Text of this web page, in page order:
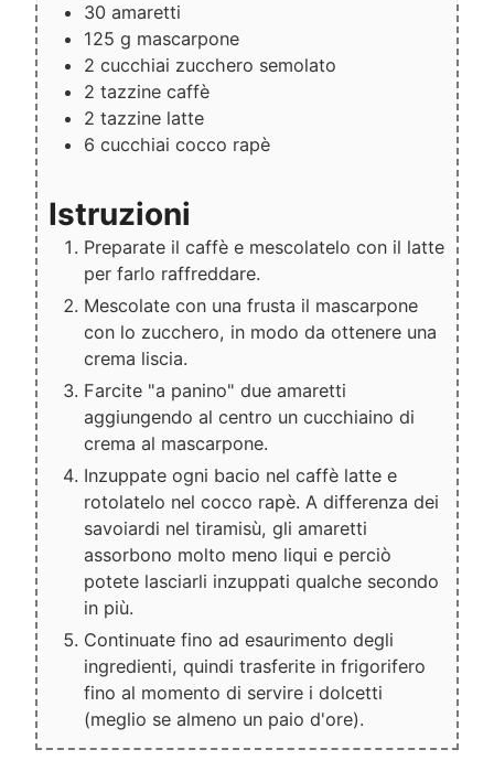
30 amaretti
125 g mascarpone
2 cucchiai zucchero semolato
2 tazzine caffè
2 tazzine latte
6 cucchiai cocco rapè
Istruzioni
Preparate il caffè e mescolatelo con il latte
per farlo raffreddare.
Mescolate con una frusta il mascarpone
con lo zucchero, in modo da ottenere una
crema liscia.
Farcite "a panino" due amaretti
aggiungendo al centro un cucchiaino di
crema al mascarpone.
Inzuppate ogni bacio nel caffè latte e
rotolatelo nel cocco rapè. A differenza dei
savoiardi nel tiramisù, gli amaretti
assorbono molto meno liqui e perciò
potete lasciarli inzuppati qualche secondo
in più.
Continuate fino ad esaurimento degli
ingredienti, quindi trasferite in frigorifero
fino al momento di servire i dolcetti
(meglio se almeno un paio d'ore).